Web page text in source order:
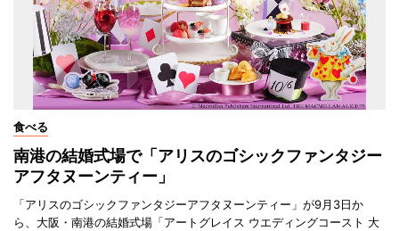
食べる
南港の結婚式場で「アリスのゴシックファンタジー
アフタヌーンティー」
「アリスのゴシックファンタジーアフタヌーンティー」が9月3日か
ら、大阪・南港の結婚式場「アートグレイス ウエディングコースト 大